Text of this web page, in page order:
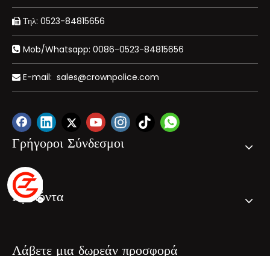
 Τηλ: 0523-84815656
 Mob/Whatsapp: 0086-0523-84815656
 E-mail: sales@crownpolice.com
Γρήγοροι Σύνδεσμοι
Προϊόντα
Λάβετε μια δωρεάν προσφορά